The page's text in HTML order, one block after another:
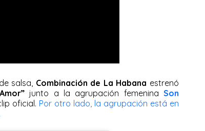
salsa, Combinación de La Habana estrenó
junto a la agrupación femenina Son
oficial. Por otro lado, la agrupación está en